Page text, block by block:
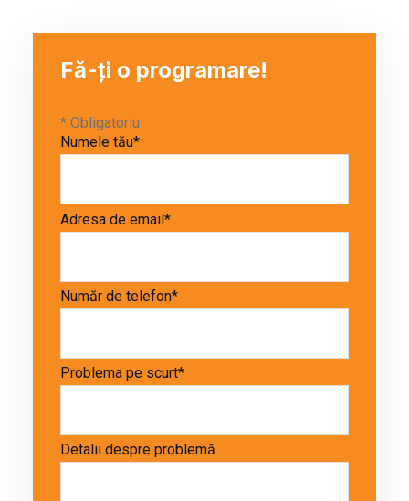
Fă-ți o programare!
* Obligatoriu
Numele tău*
Adresa de email*
Număr de telefon*
Problema pe scurt*
Detalii despre problemă